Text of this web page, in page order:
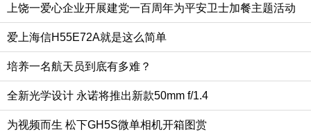
上饶一爱心企业开展建党一百周年为平安卫士加餐主题活动
爱上海信H55E72A就是这么简单
培养一名航天员到底有多难？
全新光学设计 永诺将推出新款50mm f/1.4
为视频而生 松下GH5S微单相机开箱图赏